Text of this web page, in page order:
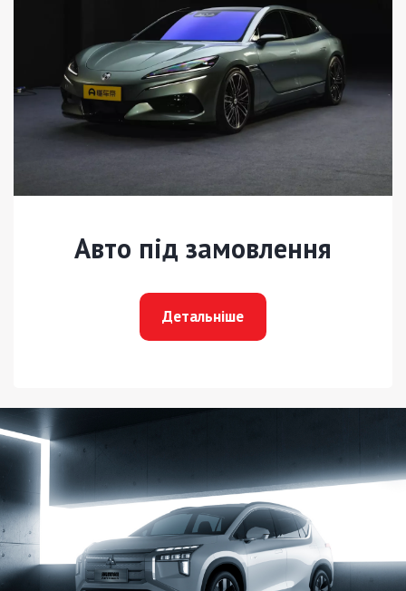
Авто під замовлення
Детальніше